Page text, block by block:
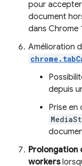
pour
document
dans Chrome
Amélioration
depuis
Prise en
Prolongation
workers